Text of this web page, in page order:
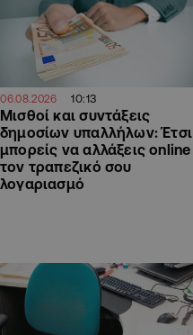
06.08.2026 10:13
Μισθοί και συντάξεις
δημοσίων υπαλλήλων: Έτσι
μπορείς να αλλάξεις online
τον τραπεζικό σου
λογαριασμό